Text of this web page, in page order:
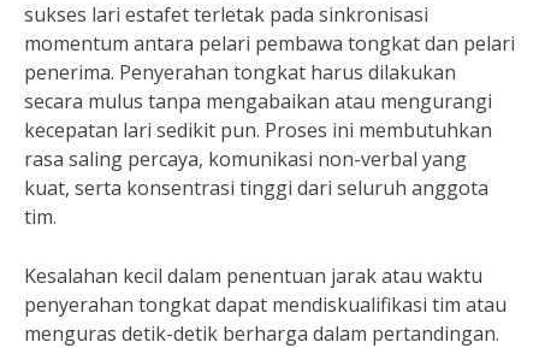
sukses lari estafet terletak pada sinkronisasi
momentum antara pelari pembawa tongkat dan pelari
penerima. Penyerahan tongkat harus dilakukan
secara mulus tanpa mengabaikan atau mengurangi
kecepatan lari sedikit pun. Proses ini membutuhkan
rasa saling percaya, komunikasi non-verbal yang
kuat, serta konsentrasi tinggi dari seluruh anggota
tim.
Kesalahan kecil dalam penentuan jarak atau waktu
penyerahan tongkat dapat mendiskualifikasi tim atau
menguras detik-detik berharga dalam pertandingan.